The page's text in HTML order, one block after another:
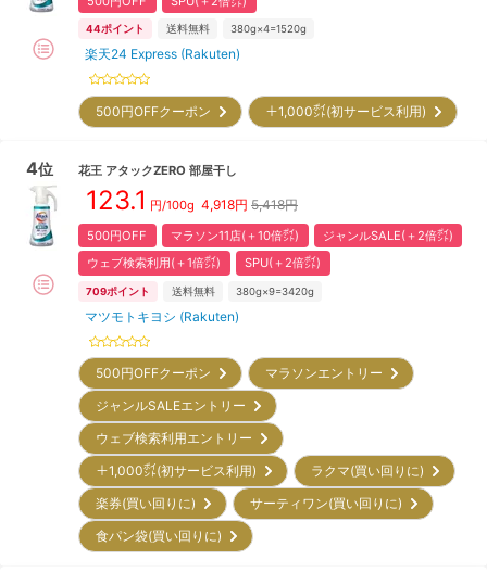
44ポイント 送料無料 380g×4=1520g
楽天24 Express (Rakuten)
500円OFFクーポン ＋1,000㌽(初サービス利用)
4位 花王 アタックZERO 部屋干し
123.1 円/100g 4,918円 5,418円
500円OFF マラソン11店(＋10倍㌽)
ジャンルSALE(＋2倍㌽)
ウェブ検索利用(＋1倍㌽)
SPU(＋2倍㌽)
709ポイント 送料無料 380g×9=3420g
マツモトキヨシ (Rakuten)
500円OFFクーポン
マラソンエントリー
ジャンルSALEエントリー
ウェブ検索利用エントリー
＋1,000㌽(初サービス利用)
ラクマ(買い回りに)
楽券(買い回りに)
サーティワン(買い回りに)
食パン袋(買い回りに)